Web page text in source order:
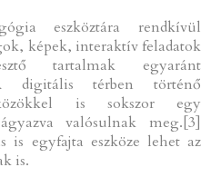
eszköztára rendkívül
képek, interaktív feladatok
tartalmak egyaránt
digitális térben történő
is sokszor egy
valósulnak meg.[3]
is egyfajta eszköze lehet az
is.